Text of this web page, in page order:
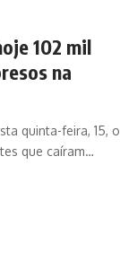
102 mil
na
quinta-feira, 15, o
que caíram…